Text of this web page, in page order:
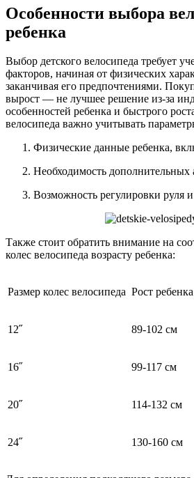
Особенности выбора
ребенка
Выбор детского велосипеда требует
факторов, начиная от физических
заканчивая его предпочтениями.
вырост — не лучшее решение из-за
особенностей ребенка и быстрого
велосипеда важно учитывать
Физические данные ребенка,
Необходимость дополнительных
Возможность регулировки руля
Также стоит обратить внимание на
колес велосипеда возрасту ребенка:
Размер колес велосипеда Рост ребенка
12˝ 89-102 см
16˝ 99-117 см
20˝ 114-132 см
24˝ 130-160 см